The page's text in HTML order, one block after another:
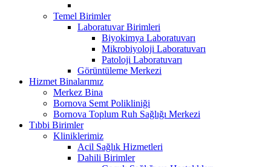
Temel Birimler
Laboratuvar Birimleri
Biyokimya Laboratuvarı
Mikrobiyoloji Laboratuvarı
Patoloji Laboratuvarı
Görüntüleme Merkezi
Hizmet Binalarımız
Merkez Bina
Bornova Semt Polikliniği
Bornova Toplum Ruh Sağlığı Merkezi
Tıbbi Birimler
Kliniklerimiz
Acil Sağlık Hizmetleri
Dahili Birimler